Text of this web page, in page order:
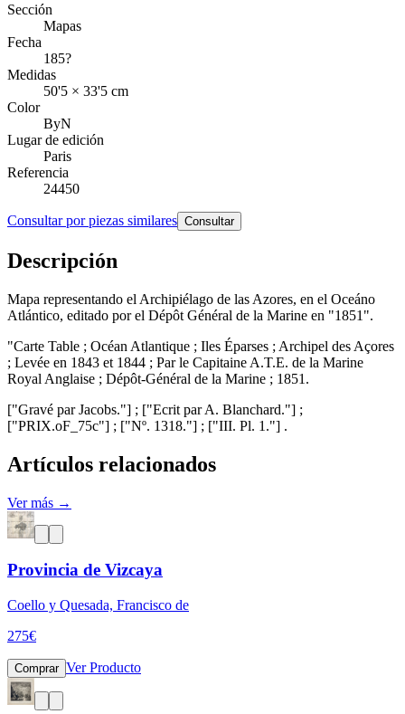
Sección
Mapas
Fecha
185?
Medidas
50'5 × 33'5 cm
Color
ByN
Lugar de edición
Paris
Referencia
24450
Consultar por piezas similares Consultar
Descripción
Mapa representando el Archipiélago de las Azores, en el Oceáno
Atlántico, editado por el Dépôt Général de la Marine en "1851".
"Carte Table ; Océan Atlantique ; Iles Éparses ; Archipel des Açores
; Levée en 1843 et 1844 ; Par le Capitaine A.T.E. de la Marine
Royal Anglaise ; Dépôt-Général de la Marine ; 1851.
["Gravé par Jacobs."] ; ["Ecrit par A. Blanchard."] ;
["PRIX.oF_75c"] ; ["Nº. 1318."] ; ["III. Pl. 1."] .
Artículos relacionados
Ver más →
Provincia de Vizcaya
Coello y Quesada, Francisco de
275€
Comprar Ver Producto